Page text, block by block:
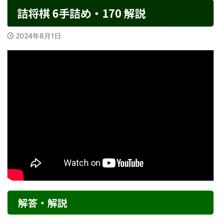
詰将棋 6手詰め・170 解説
2024年8月1日
解答・解説